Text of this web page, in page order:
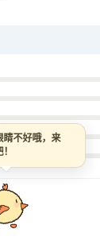
睛不好哦，来
！